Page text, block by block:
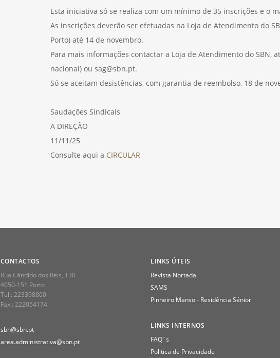
Esta iniciativa só se realiza com um mínimo de 35 inscrições e o
As inscrições deverão ser efetuadas na Loja de Atendimento do
Porto) até 14 de novembro.
Para mais informações contactar a Loja de Atendimento do SBN,
nacional) ou sag@sbn.pt.
Só se aceitam desistências, com garantia de reembolso, 18 de
Saudações Sindicais
A DIREÇÃO
11/11/25
Consulte aqui a CIRCULAR
CONTACTOS
Rua Cândido dos Reis, 130
4050-151 Porto
Tel.: 223398800
Fax.: 222054174
sbn@sbn.pt
area.administrativa@sbn.pt
LINKS ÚTEIS
Revista Nortada
SAMS
Pinheiro Manso - Residência Sénior
LINKS INTERNOS
FAQ´s
Politica de Privacidade